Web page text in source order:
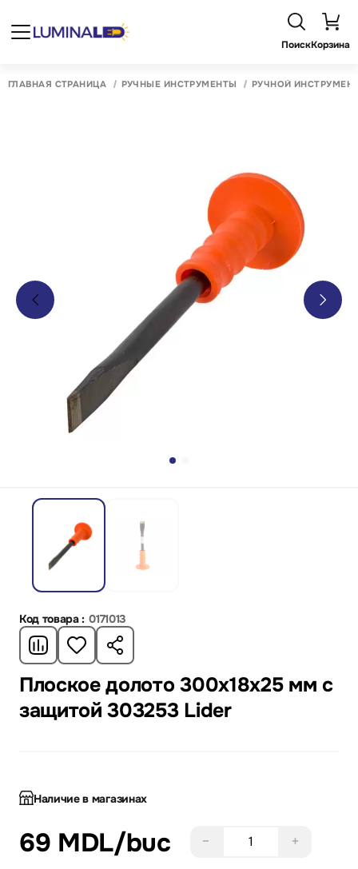
ПоискКорзина
ГЛАВНАЯ СТРАНИЦА РУЧНЫЕ ИНСТРУМЕНТЫ РУЧНОЙ
Код товара : 0171013
Плоское долото 300x18x25 мм с
защитой 303253 Lider
Наличие в магазинах
69 MDL/buc − +